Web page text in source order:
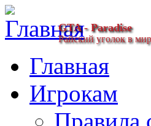
GTA - Paradise
Райский уголок в
Главная
Игрокам